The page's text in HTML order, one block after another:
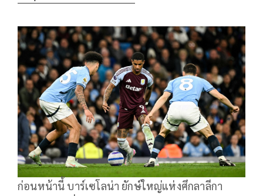
ก่อนหน้านี้ บาร์เซโลน่า ยักษ์ใหญ่แห่งศึกลาลีกา